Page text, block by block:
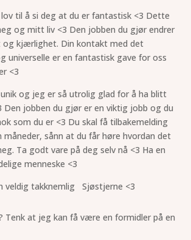
til å si deg at du er fantastisk <3 Dette
og mitt liv <3 Den jobben du gjør endrer
og kjærlighet. Din kontakt med det
universelle er en fantastisk gave for oss
<3
og jeg er så utrolig glad for å ha blitt
Den jobben du gjør er en viktig jobb og du
som du er <3 Du skal få tilbakemelding
sånn at du får høre hvordan det
Ta godt vare på deg selv nå <3 Ha en
menneske <3
veldig takknemlig Sjøstjerne <3
Tenk at jeg kan få være en formidler på en